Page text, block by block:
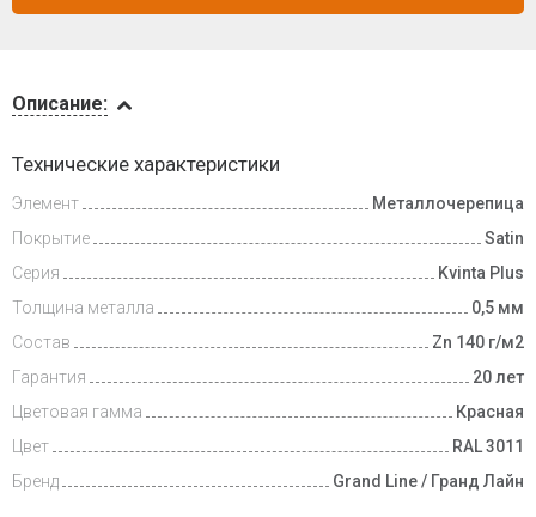
и оплата
Доп.
условия
Описание:
Технические характеристики
Элемент
Металлочерепица
Покрытие
Satin
Серия
Kvinta Plus
Толщина металла
0,5 мм
Состав
Zn 140 г/м2
Гарантия
20 лет
Цветовая гамма
Красная
Цвет
RAL 3011
Бренд
Grand Line / Гранд Лайн